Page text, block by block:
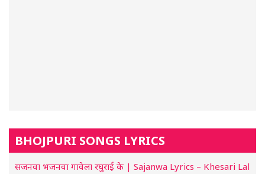
BHOJPURI SONGS LYRICS
सजनवा भजनवा गावेला रघुराई के | Sajanwa Lyrics – Khesari Lal